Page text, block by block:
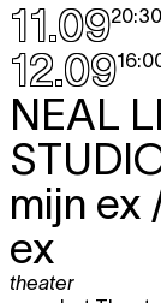
11.0920:30
12.09
NEAL
mijn ex
ex
theater